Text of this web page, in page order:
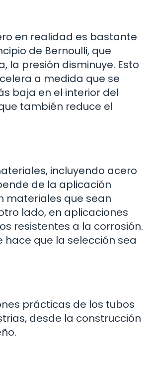
en realidad es bastante
de Bernoulli, que
la presión disminuye. Esto
a medida que se
baja en el interior del
también reduce el
incluyendo acero
de la aplicación
materiales que sean
lado, en aplicaciones
resistentes a la corrosión.
que la selección sea
prácticas de los tubos
desde la construcción